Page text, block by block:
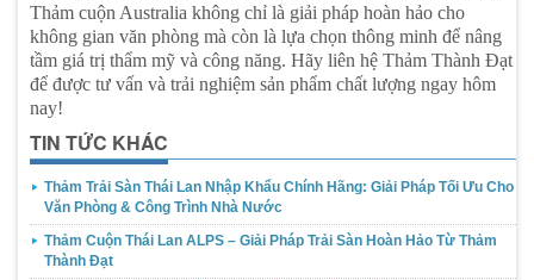
Thảm cuộn Australia không chỉ là giải pháp hoàn hảo cho
không gian văn phòng mà còn là lựa chọn thông minh để nâng
tầm giá trị thẩm mỹ và công năng. Hãy liên hệ Thảm Thành Đạt
để được tư vấn và trải nghiệm sản phẩm chất lượng ngay hôm
nay!
TIN TỨC KHÁC
Thảm Trải Sàn Thái Lan Nhập Khẩu Chính Hãng: Giải Pháp Tối Ưu Cho
Văn Phòng & Công Trình Nhà Nước
Thảm Cuộn Thái Lan ALPS – Giải Pháp Trải Sàn Hoàn Hảo Từ Thảm
Thành Đạt